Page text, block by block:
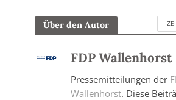
Über den Autor
FDP Wallenhorst
Pressemitteilungen der
Wallenhorst. Diese